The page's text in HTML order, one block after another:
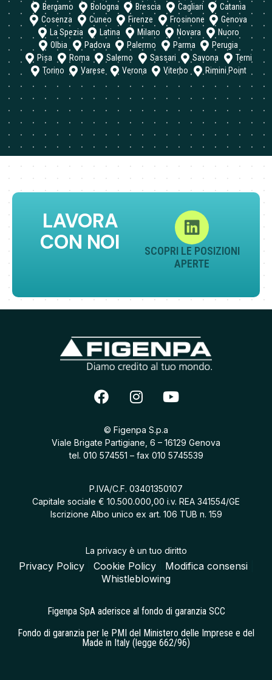
Bergamo
Bologna Brescia Cagliari
Catania
Cosenza
Cuneo Firenze Frosinone
Genova
La Spezia
Latina Milano Novara
Nuoro
Olbia
Padova Palermo Parma
Perugia
Pisa
Roma Salerno Sassari Savona
Terni
Torino
Varese Verona Viterbo Rimini Point
LAVORA
CON NOI
SCOPRI LE POSIZIONI
APERTE
© Figenpa S.p.a
Viale Brigate Partigiane, 6 – 16129 Genova
tel. 010 574551 – fax 010 5745539
P.IVA/C.F. 03401350107
Capitale sociale € 10.500.000,00 i.v. REA 341554/GE
Iscrizione Albo unico ex art. 106 TUB n. 159
La privacy è un tuo diritto
Privacy Policy| Cookie Policy| Modifica consensi|
Whistleblowing
Figenpa SpA aderisce al fondo di garanzia SCC
Fondo di garanzia per le PMI del Ministero delle Imprese e del
Made in Italy (legge 662/96)